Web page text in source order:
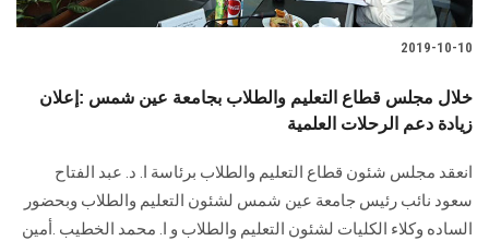
2019-10-10
خلال مجلس قطاع التعليم والطلاب بجامعة عين شمس :إعلان
زيادة دعم الرحلات العلمية
انعقد مجلس شئون قطاع التعليم والطلاب برئاسة ا. د. عبد الفتاح
سعود نائب رئيس جامعة عين شمس لشئون التعليم والطلاب وبحضور
الساده وكلاء الكليات لشئون التعليم والطلاب و ا. محمد الخطيب .أمين